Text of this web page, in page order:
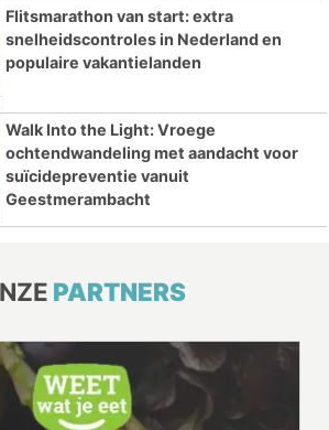
Flitsmarathon van start: extra
snelheidscontroles in Nederland en
populaire vakantielanden
Walk Into the Light: Vroege
ochtendwandeling met aandacht voor
suïcidepreventie vanuit
Geestmerambacht
PARTNERS